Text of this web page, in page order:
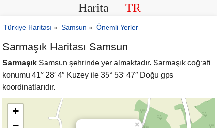
Harita TR
Türkiye Haritası » Samsun » Önemli Yerler
Sarmaşık Haritası Samsun
Sarmaşık Samsun şehrinde yer almaktadır. Sarmaşık coğrafi
konumu 41° 28′ 4″ Kuzey ile 35° 53′ 47″ Doğu gps
koordinatlarıdır.
×
+
−